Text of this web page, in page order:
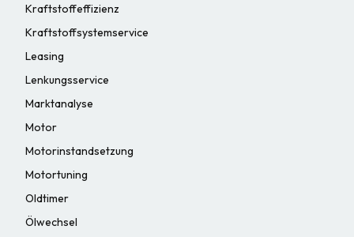
Kraftstoffeffizienz
Kraftstoffsystemservice
Leasing
Lenkungsservice
Marktanalyse
Motor
Motorinstandsetzung
Motortuning
Oldtimer
Ölwechsel